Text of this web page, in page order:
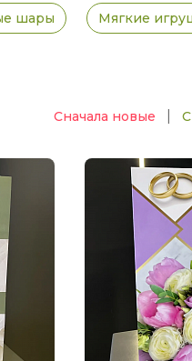
шары Мягкие
Сначала новые